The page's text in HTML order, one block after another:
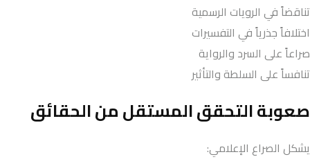
تناقضاً في الرويات الرسمية
اختلافاً جذرياً في التفسيرات
صراعاً على السرد والرواية
تنافساً على السلطة والتأثير
صعوبة التحقق المستقل من الحقائق
يشكل الصراع الإعلامي: